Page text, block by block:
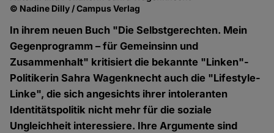
© Nadine Dilly / Campus Verlag
In ihrem neuen Buch "Die Selbstgerechten. Mein
Gegenprogramm – für Gemeinsinn und
Zusammenhalt" kritisiert die bekannte "Linken"-
Politikerin Sahra Wagenknecht auch die "Lifestyle-
Linke", die sich angesichts ihrer intoleranten
Identitätspolitik nicht mehr für die soziale
Ungleichheit interessiere. Ihre Argumente sind